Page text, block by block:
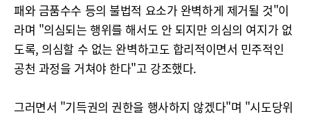
패와 금품수수 등의 불법적 요소가 완벽하게 제거될 것"이
라며 "의심되는 행위를 해서도 안 되지만 의심의 여지가 없
도록, 의심할 수 없는 완벽하고도 합리적이면서 민주적인
공천 과정을 거쳐야 한다"고 강조했다.
그러면서 "기득권의 권한을 행사하지 않겠다"며 "시도당위